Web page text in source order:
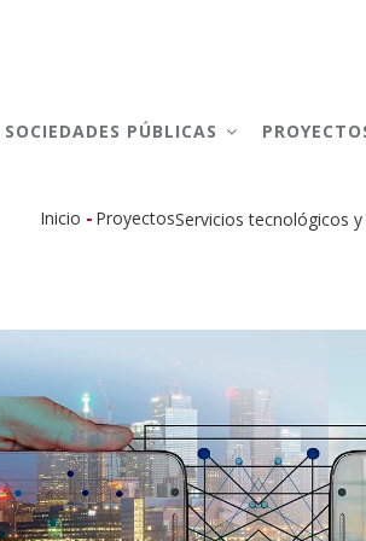
SOCIEDADES PÚBLICAS
de
ayuda
a
la
Inicio - ProyectosServicios tecnológicos